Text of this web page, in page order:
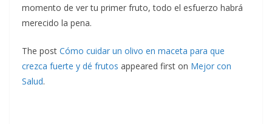
momento de ver tu primer fruto, todo el esfuerzo habrá
merecido la pena.
The post Cómo cuidar un olivo en maceta para que
crezca fuerte y dé frutos appeared first on Mejor con
Salud.